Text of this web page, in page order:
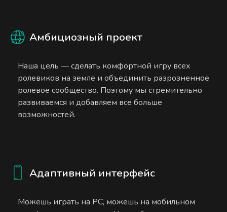
Амбициозный проект
Наша цель — сделать комфортной игру всех
ролевиков на земле и объединить разрозненное
ролевое сообщество. Поэтому мы стремительно
развиваемся и добавляем все больше
возможностей.
Адаптивный интерфейс
Можешь играть на PC, можешь на мобильном